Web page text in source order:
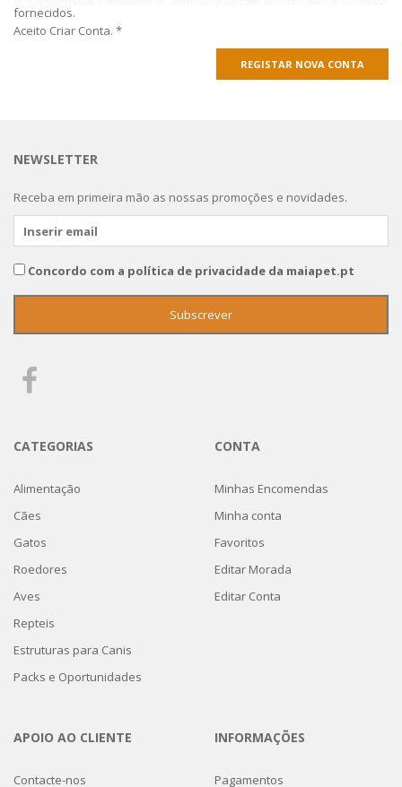
fornecidos.
Aceito Criar Conta. *
REGISTAR NOVA CONTA
NEWSLETTER
Receba em primeira mão as nossas promoções e novidades.
Concordo com a política de privacidade da maiapet.pt
CATEGORIAS
Alimentação
Cães
Gatos
Roedores
Aves
Repteis
Estruturas para Canis
Packs e Oportunidades
CONTA
Minhas Encomendas
Minha conta
Favoritos
Editar Morada
Editar Conta
APOIO AO CLIENTE
Contacte-nos
INFORMAÇÕES
Pagamentos